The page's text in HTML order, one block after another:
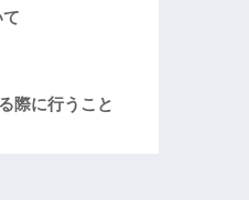
際に行うこと